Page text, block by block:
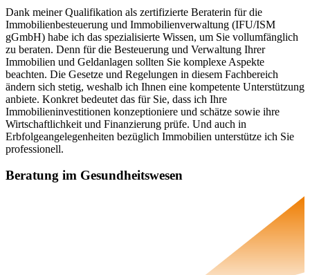
Dank meiner Qualifikation als zertifizierte Beraterin für die
Immobilienbesteuerung und Immobilienverwaltung (IFU/ISM
gGmbH) habe ich das spezialisierte Wissen, um Sie vollumfänglich
zu beraten. Denn für die Besteuerung und Verwaltung Ihrer
Immobilien und Geldanlagen sollten Sie komplexe Aspekte
beachten. Die Gesetze und Regelungen in diesem Fachbereich
ändern sich stetig, weshalb ich Ihnen eine kompetente Unterstützung
anbiete. Konkret bedeutet das für Sie, dass ich Ihre
Immobilieninvestitionen konzeptioniere und schätze sowie ihre
Wirtschaftlichkeit und Finanzierung prüfe. Und auch in
Erbfolgeangelegenheiten bezüglich Immobilien unterstütze ich Sie
professionell.
Beratung im Gesundheitswesen